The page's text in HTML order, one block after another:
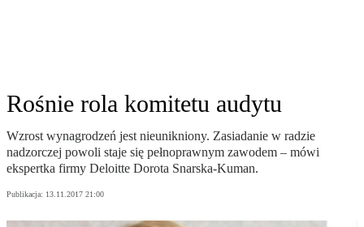
Rośnie rola komitetu audytu
Wzrost wynagrodzeń jest nieunikniony. Zasiadanie w radzie
nadzorczej powoli staje się pełnoprawnym zawodem – mówi
ekspertka firmy Deloitte Dorota Snarska-Kuman.
Publikacja: 13.11.2017 21:00